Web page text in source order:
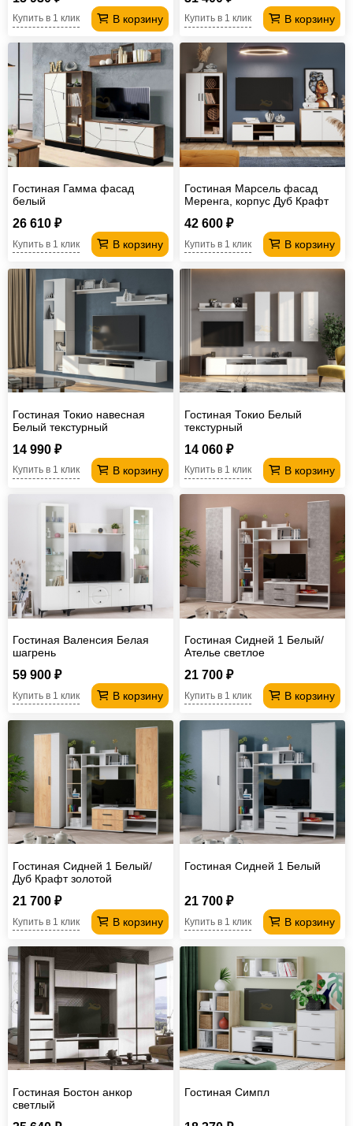
В корзину
Купить в 1 клик В корзину
Купить в 1 клик
Гостиная Гамма фасад
белый
26 610 ₽
В корзину
Купить в 1 клик
Гостиная Марсель фасад
Меренга, корпус Дуб Крафт
42 600 ₽
В корзину
Купить в 1 клик
Гостиная Токио навесная
Белый текстурный
14 990 ₽
В корзину
Купить в 1 клик
Гостиная Токио Белый
текстурный
14 060 ₽
В корзину
Купить в 1 клик
Гостиная Валенсия Белая
шагрень
59 900 ₽
В корзину
Купить в 1 клик
Гостиная Сидней 1 Белый/
Ателье светлое
21 700 ₽
В корзину
Купить в 1 клик
Гостиная Сидней 1 Белый/
Дуб Крафт золотой
21 700 ₽
В корзину
Купить в 1 клик
Гостиная Сидней 1 Белый
21 700 ₽
В корзину
Купить в 1 клик
Гостиная Бостон анкор
светлый
Гостиная Симпл